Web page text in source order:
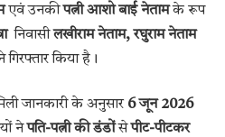
एवं उनकीपत्नी आशो बाई नेतामके रूप
निवासीलखीराम नेताम, रघुराम नेताम
किया है।
जानकारी के अनुसार6 जून 2026
नेपति-पत्नी की डंडोंसेपीट-पीटकर